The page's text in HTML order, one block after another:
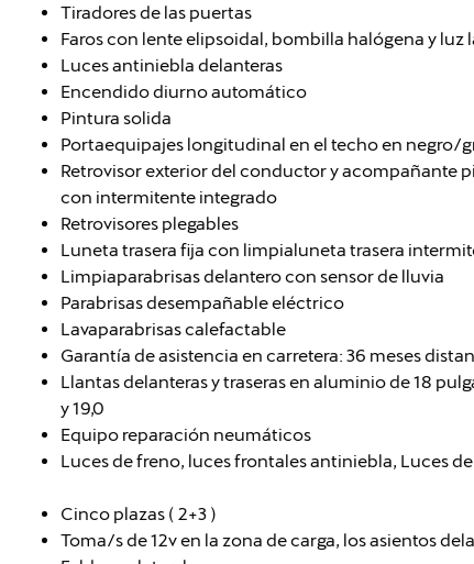
Tiradores de las puertas
Faros con lente elipsoidal, bombilla halógena y
Luces antiniebla delanteras
Encendido diurno automático
Pintura solida
Portaequipajes longitudinal en el techo en negro/
Retrovisor exterior del conductor y acompañante
con intermitente integrado
Retrovisores plegables
Luneta trasera fija con limpialuneta trasera
Limpiaparabrisas delantero con sensor de lluvia
Parabrisas desempañable eléctrico
Lavaparabrisas calefactable
Garantía de asistencia en carretera: 36 meses
Llantas delanteras y traseras en aluminio de 18
y 19,0
Equipo reparación neumáticos
Luces de freno, luces frontales antiniebla, Luces
Cinco plazas ( 2+3 )
Toma/s de 12v en la zona de carga, los asientos